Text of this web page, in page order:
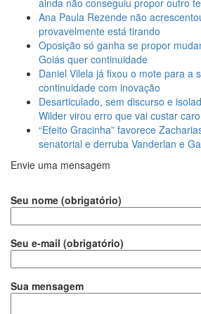
Ana Paula Rezende não
provavelmente está tirando
Oposição só ganha se propor
Goiás quer continuidade
Daniel Vilela já fixou o mote para a
continuidade com inovação
Desarticulado, sem discurso e
Wilder virou erro que vai custar
“Efeito Gracinha” favorece
senatorial e derruba Vanderlan e
Envie uma mensagem
Seu nome (obrigatório)
Seu e-mail (obrigatório)
Sua mensagem